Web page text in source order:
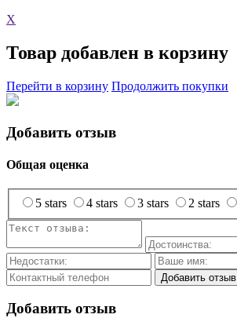
X
Товар добавлен в корзину
Перейти в корзину Продолжить покупки
Добавить отзыв
Общая оценка
5 stars 4 stars 3 stars 2 stars
Добавить отзыв
Добавить отзыв